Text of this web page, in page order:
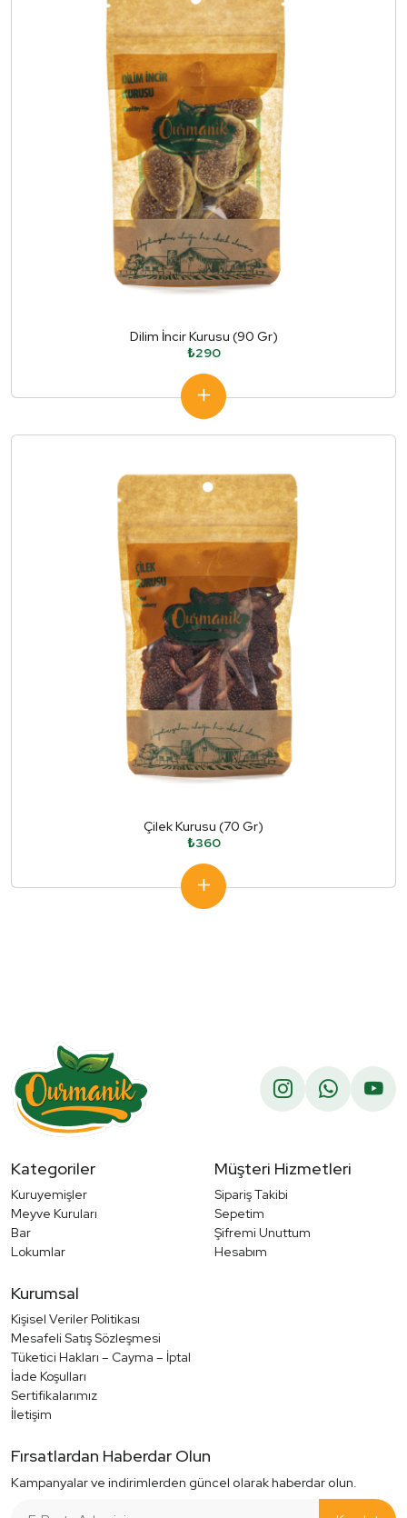
Dilim İncir Kurusu (90 Gr)
₺290
Çilek Kurusu (70 Gr)
₺360
Kategoriler
Kuruyemişler
Meyve Kuruları
Bar
Lokumlar
Müşteri Hizmetleri
Sipariş Takibi
Sepetim
Şifremi Unuttum
Hesabım
Kurumsal
Kişisel Veriler Politikası
Mesafeli Satış Sözleşmesi
Tüketici Hakları – Cayma – İptal
İade Koşulları
Sertifikalarımız
İletişim
Fırsatlardan Haberdar Olun
Kampanyalar ve indirimlerden güncel olarak haberdar olun.